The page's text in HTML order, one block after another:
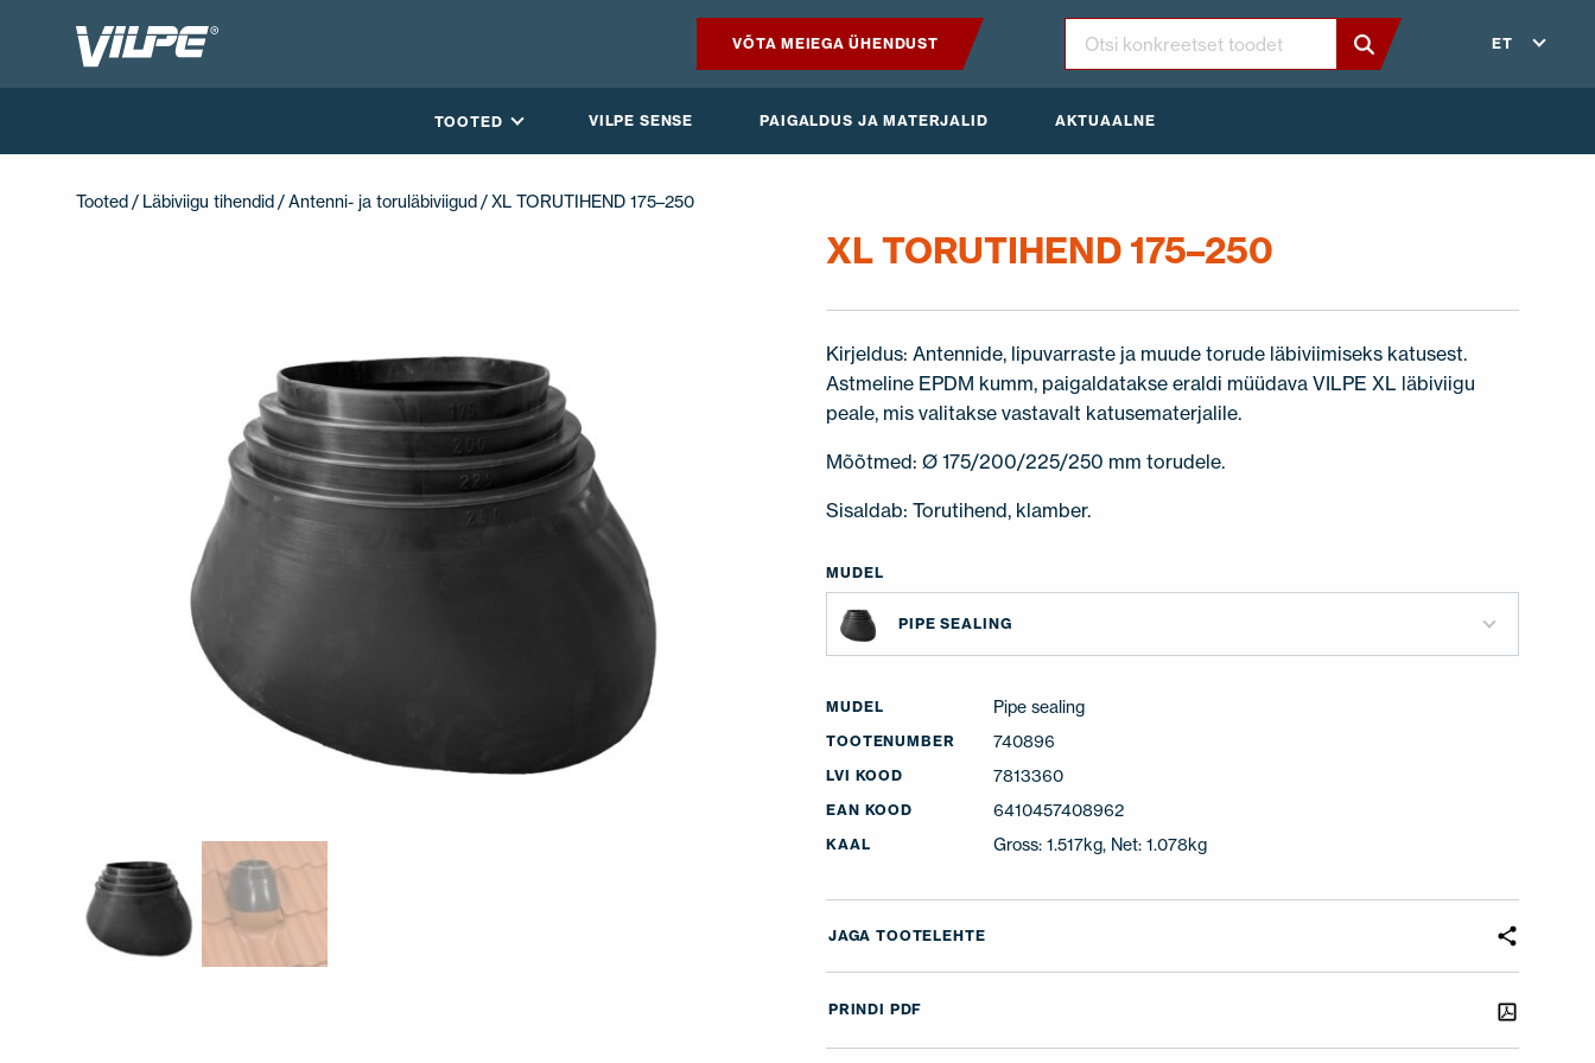
VÕTA MEIEGA ÜHENDUST ET
TOOTED VILPE SENSE PAIGALDUS JA MATERJALID AKTUAALNE
SV-FI LT LV ET UK RU
Tooted / Läbiviigu tihendid /Antenni- ja toruläbiviigud / XL TORUTIHEND 175–250
XL TORUTIHEND 175–250
Kirjeldus: Antennide, lipuvarraste ja muude torude läbiviimiseks katusest.
Astmeline EPDM kumm, paigaldatakse eraldi müüdava VILPE XL läbiviigu
peale, mis valitakse vastavalt katusematerjalile.
Mõõtmed: Ø 175/200/225/250 mm torudele.
Sisaldab: Torutihend, klamber.
MUDEL
PIPE SEALING
MUDEL Pipe sealing
TOOTENUMBER 740896
LVI KOOD 7813360
EAN KOOD 6410457408962
KAAL Gross: 1.517kg, Net: 1.078kg
JAGA TOOTELEHTE
PRINDI PDF